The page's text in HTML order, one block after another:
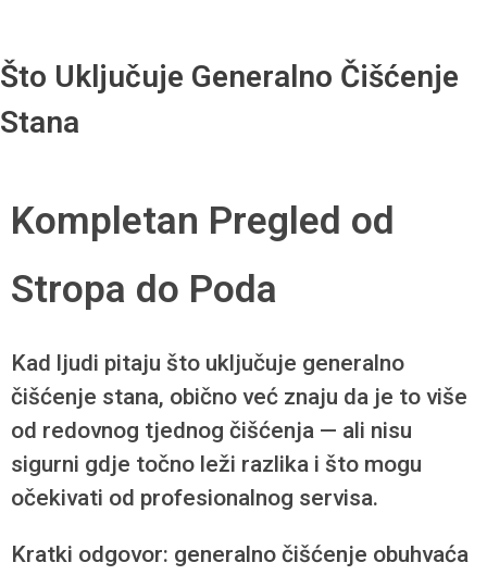
Što Uključuje Generalno Čišćenje
Stana
Kompletan Pregled od
Stropa do Poda
Kad ljudi pitaju što uključuje generalno
čišćenje stana, obično već znaju da je to više
od redovnog tjednog čišćenja — ali nisu
sigurni gdje točno leži razlika i što mogu
očekivati od profesionalnog servisa.
Kratki odgovor: generalno čišćenje obuhvaća